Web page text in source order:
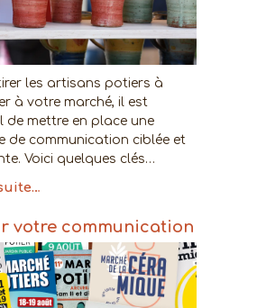
les artisans potiers à
à votre marché, il est
de mettre en place une
de communication ciblée et
Voici quelques clés…
votre communication